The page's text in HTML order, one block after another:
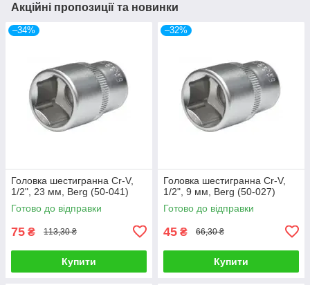
Акційні пропозиції та новинки
–34%
Головка шестигранна Cr-V,
1/2", 23 мм, Berg (50-041)
Готово до відправки
75 ₴ 113,30 ₴
Купити
–32%
Головка шестигранна Cr-V,
1/2", 9 мм, Berg (50-027)
Готово до відправки
45 ₴ 66,30 ₴
Купити